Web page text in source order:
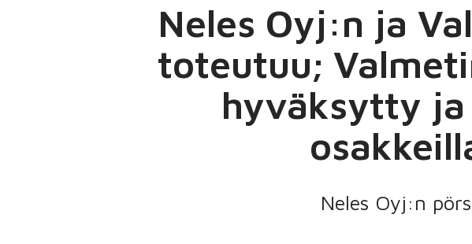
Neles Oyj:n ja
toteutuu;
hyväksytty ja
Neles Oyj:n